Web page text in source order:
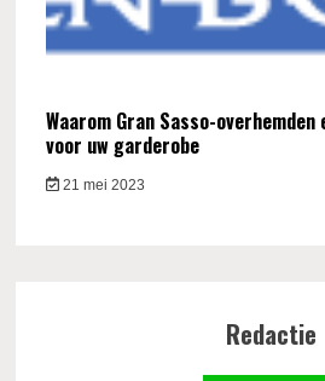
Waarom Gran Sasso-
voor uw garderobe
21 mei 2023
Redactie